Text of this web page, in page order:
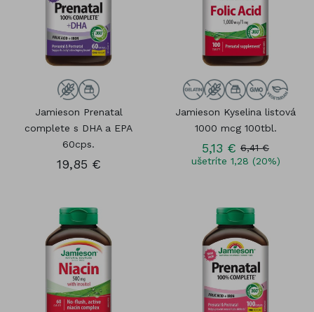
Jamieson Prenatal
complete s DHA a EPA
60cps.
19,85 €
Jamieson Kyselina listová
1000 mcg 100tbl.
5,13 € 6,41 €
ušetríte 1,28 (20%)